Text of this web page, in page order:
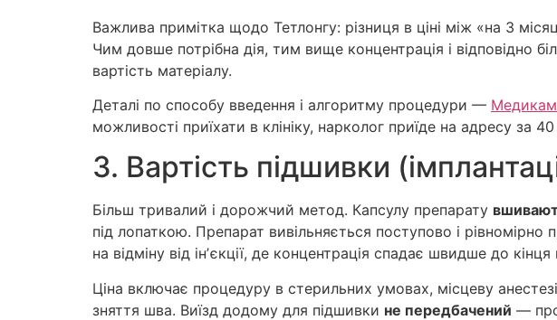
Важлива примітка щодо Тетлонгу: різниця в ціні між «на 3
Чим довше потрібна дія, тим вище концентрація і відповідно
вартість матеріалу.
Деталі по способу введення і алгоритму процедури —
можливості приїхати в клініку, нарколог приїде на адресу за
3. Вартість підшивки
Більш тривалий і дорожчий метод. Капсулу препарату
під лопаткою. Препарат вивільняється поступово і
на відміну від інʼєкції, де концентрація спадає швидше до кінця
Ціна включає процедуру в стерильних умовах, місцеву
зняття шва. Виїзд додому для підшивки не передбачений —